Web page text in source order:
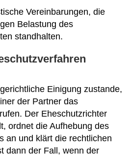
Vereinbarungen, die
Belastung des
standhalten.
Einigung zustande,
der Partner das
Der Eheschutzrichter
ordnet die Aufhebung des
an und klärt die rechtlichen
dann der Fall, wenn der